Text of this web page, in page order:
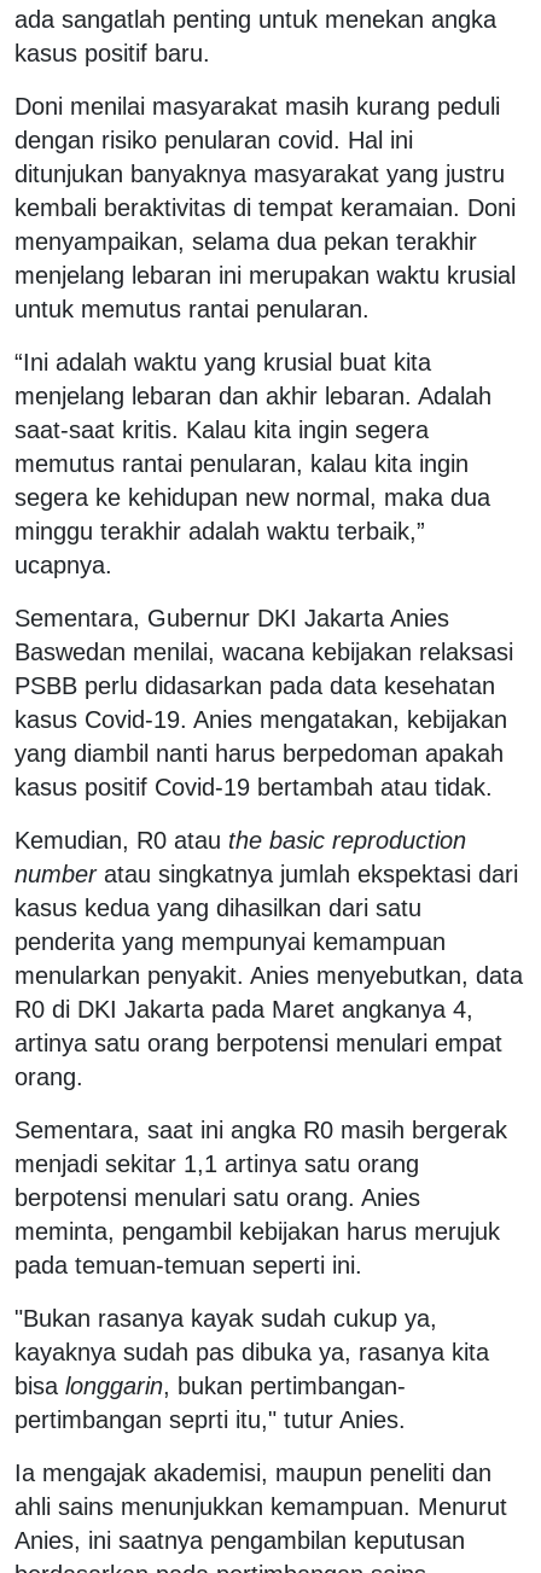
ada sangatlah penting untuk menekan angka
kasus positif baru.
Doni menilai masyarakat masih kurang peduli
dengan risiko penularan covid. Hal ini
ditunjukan banyaknya masyarakat yang justru
kembali beraktivitas di tempat keramaian. Doni
menyampaikan, selama dua pekan terakhir
menjelang lebaran ini merupakan waktu krusial
untuk memutus rantai penularan.
“Ini adalah waktu yang krusial buat kita
menjelang lebaran dan akhir lebaran. Adalah
saat-saat kritis. Kalau kita ingin segera
memutus rantai penularan, kalau kita ingin
segera ke kehidupan new normal, maka dua
minggu terakhir adalah waktu terbaik,”
ucapnya.
Sementara, Gubernur DKI Jakarta Anies
Baswedan menilai, wacana kebijakan relaksasi
PSBB perlu didasarkan pada data kesehatan
kasus Covid-19. Anies mengatakan, kebijakan
yang diambil nanti harus berpedoman apakah
kasus positif Covid-19 bertambah atau tidak.
Kemudian, R0 atau the basic reproduction
numberatau singkatnya jumlah ekspektasi dari
kasus kedua yang dihasilkan dari satu
penderita yang mempunyai kemampuan
menularkan penyakit. Anies menyebutkan, data
R0 di DKI Jakarta pada Maret angkanya 4,
artinya satu orang berpotensi menulari empat
orang.
Sementara, saat ini angka R0 masih bergerak
menjadi sekitar 1,1 artinya satu orang
berpotensi menulari satu orang. Anies
meminta, pengambil kebijakan harus merujuk
pada temuan-temuan seperti ini.
"Bukan rasanya kayak sudah cukup ya,
kayaknya sudah pas dibuka ya, rasanya kita
bisa longgarin, bukan pertimbangan-
pertimbangan seprti itu," tutur Anies.
Ia mengajak akademisi, maupun peneliti dan
ahli sains menunjukkan kemampuan. Menurut
Anies, ini saatnya pengambilan keputusan